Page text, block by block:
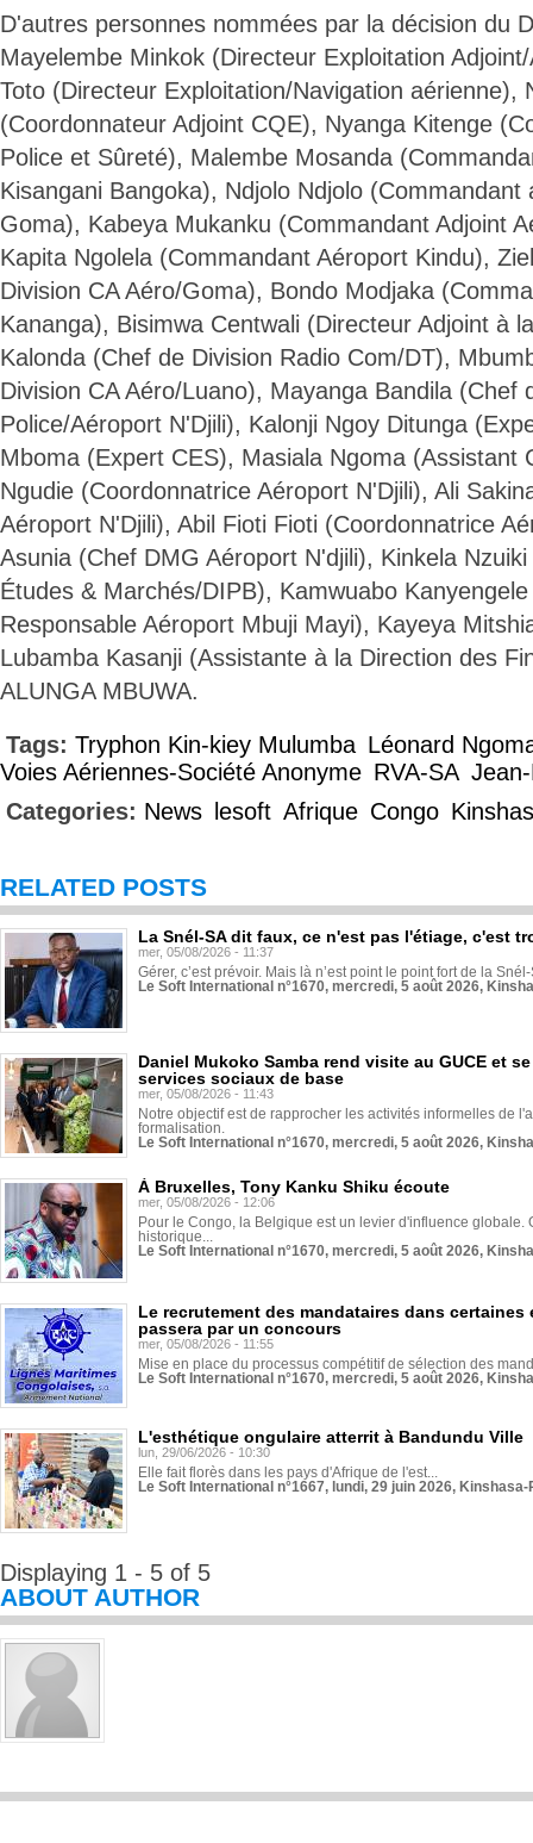
D'autres personnes nommées par la décision du
Mayelembe Minkok (Directeur Exploitation
Toto (Directeur Exploitation/Navigation aérienne),
(Coordonnateur Adjoint CQE), Nyanga Kitenge
Police et Sûreté), Malembe Mosanda
Kisangani Bangoka), Ndjolo Ndjolo (Commandant
Goma), Kabeya Mukanku (Commandant Adjoint
Kapita Ngolela (Commandant Aéroport Kindu),
Division CA Aéro/Goma), Bondo Modjaka
Kananga), Bisimwa Centwali (Directeur Adjoint à
Kalonda (Chef de Division Radio Com/DT),
Division CA Aéro/Luano), Mayanga Bandila (Chef
Police/Aéroport N'Djili), Kalonji Ngoy Ditunga
Mboma (Expert CES), Masiala Ngoma (Assistant
Ngudie (Coordonnatrice Aéroport N'Djili), Ali
Aéroport N'Djili), Abil Fioti Fioti (Coordonnatrice
Asunia (Chef DMG Aéroport N'djili), Kinkela
Études & Marchés/DIPB), Kamwuabo
Responsable Aéroport Mbuji Mayi), Kayeya
Lubamba Kasanji (Assistante à la Direction des
ALUNGA MBUWA.
Tags: Tryphon Kin-kiey Mulumba Léonard
Voies Aériennes-Société Anonyme RVA-SA
Categories: News lesoft Afrique Congo
RELATED POSTS
La Snél-SA dit faux, ce n'est pas l'étiage, c'est
mer, 05/08/2026 - 11:37
Gérer, c’est prévoir. Mais là n’est point le point fort de la
Le Soft International n°1670, mercredi, 5 août 2026,
Daniel Mukoko Samba rend visite au GUCE et
services sociaux de base
mer, 05/08/2026 - 11:43
Notre objectif est de rapprocher les activités informelles de
formalisation.
Le Soft International n°1670, mercredi, 5 août 2026,
À Bruxelles, Tony Kanku Shiku écoute
mer, 05/08/2026 - 12:06
Pour le Congo, la Belgique est un levier d'influence globale.
historique...
Le Soft International n°1670, mercredi, 5 août 2026,
Le recrutement des mandataires dans
passera par un concours
mer, 05/08/2026 - 11:55
Mise en place du processus compétitif de sélection des
Le Soft International n°1670, mercredi, 5 août 2026,
L'esthétique ongulaire atterrit à Bandundu Ville
lun, 29/06/2026 - 10:30
Elle fait florès dans les pays d'Afrique de l'est...
Le Soft International n°1667, lundi, 29 juin 2026,
Displaying 1 - 5 of 5
ABOUT AUTHOR